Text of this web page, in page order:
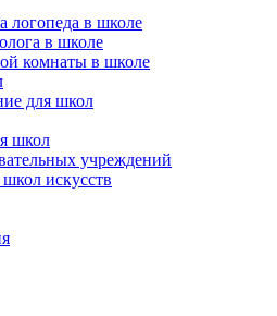
логопеда в школе
в школе
комнаты в школе
для школ
школ
учреждений
искусств